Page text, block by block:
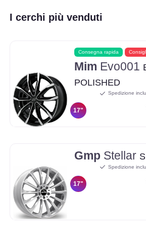
I cerchi più venduti
Consegna rapida
Mim Evo001
POLISHED
17"
Spedizione
Gmp Stellar
17"
Spedizione